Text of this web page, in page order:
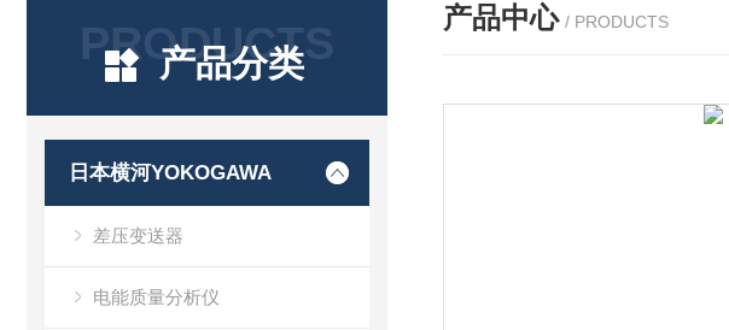
PRODUCTS
产品分类
日本横河YOKOGAWA
差压变送器
电能质量分析仪
产品中心 / PRODUCTS